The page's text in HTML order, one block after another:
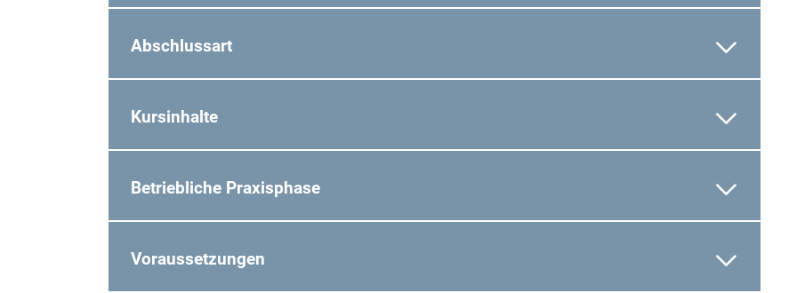
Abschlussart
Kursinhalte
Betriebliche Praxisphase
Voraussetzungen